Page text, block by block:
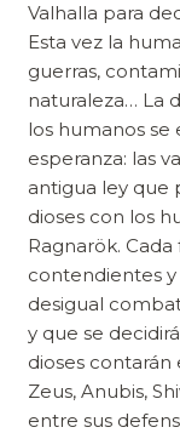
Valhalla para
Esta vez la
guerras,
naturaleza… La
los humanos se
esperanza: las
antigua ley que
dioses con los
Ragnarök. Cada
contendientes
desigual
y que se
dioses contarán
Zeus, Anubis,
entre sus